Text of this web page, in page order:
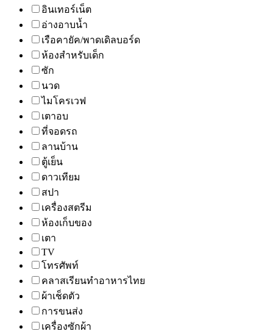
อินเทอร์เน็ต
อ่างอาบน้ำ
เรือคายัค/พาดเดิลบอร์ด
ห้องสำหรับเด็ก
ซัก
นวด
ไมโครเวฟ
เตาอบ
ที่จอดรถ
ลานบ้าน
ตู้เย็น
ดาวเทียม
สปา
เครื่องสตรีม
ห้องเก็บของ
เตา
TV
โทรศัพท์
คลาสเรียนทำอาหารไทย
ผ้าเช็ดตัว
การขนส่ง
เครื่องซักผ้า